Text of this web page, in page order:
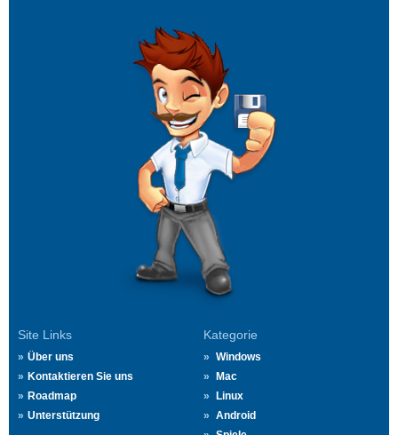
Site Links
Über uns
Kontaktieren Sie uns
Roadmap
Unterstützung
Kategorie
Windows
Mac
Linux
Android